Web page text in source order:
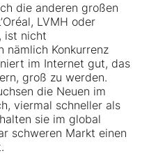
die anderen großen
LVMH oder
ist nicht
nämlich Konkurrenz
im Internet gut, das
groß zu werden.
die Neuen im
viermal schneller als
sie im global
schweren Markt einen